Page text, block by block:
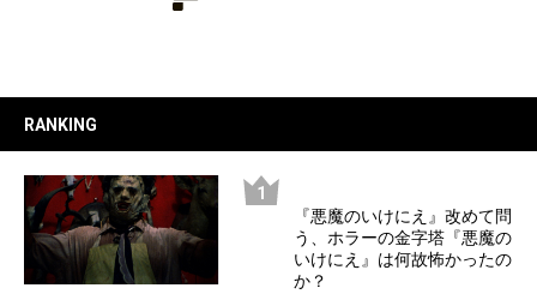
RANKING
『悪魔のいけにえ』改めて問
う、ホラーの金字塔『悪魔の
いけにえ』は何故怖かったの
か？